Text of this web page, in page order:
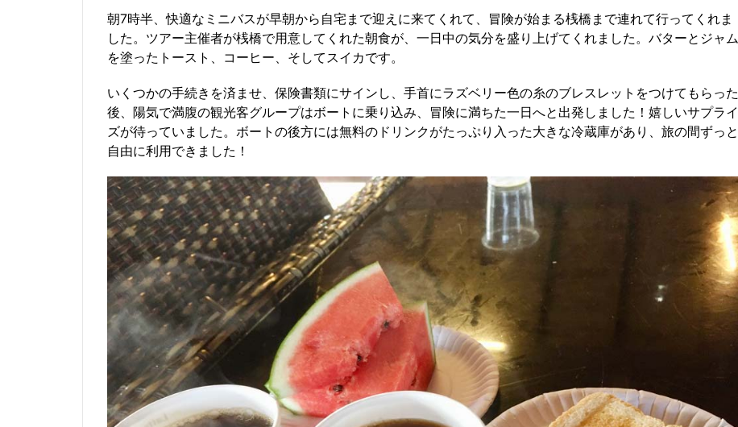
朝7時半、快適なミニバスが早朝から自宅まで迎えに来てくれて、冒険が始まる桟橋まで連れて行ってくれま
した。ツアー主催者が桟橋で用意してくれた朝食が、一日中の気分を盛り上げてくれました。バターとジャム
を塗ったトースト、コーヒー、そしてスイカです。
いくつかの手続きを済ませ、保険書類にサインし、手首にラズベリー色の糸のブレスレットをつけてもらった
後、陽気で満腹の観光客グループはボートに乗り込み、冒険に満ちた一日へと出発しました！嬉しいサプライ
ズが待っていました。ボートの後方には無料のドリンクがたっぷり入った大きな冷蔵庫があり、旅の間ずっと
自由に利用できました！